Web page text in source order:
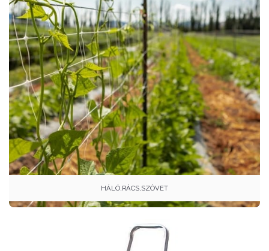
HÁLÓ,RÁCS,SZÖVET